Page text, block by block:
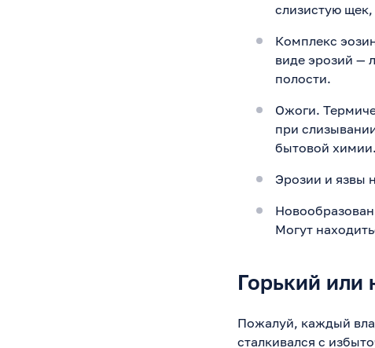
слизистую щек,
Комплекс
виде эрозий —
полости.
Ожоги.
при
бытовой химии.
Эрозии и язвы
Могут
Горький или
Пожалуй, каждый
сталкивался с